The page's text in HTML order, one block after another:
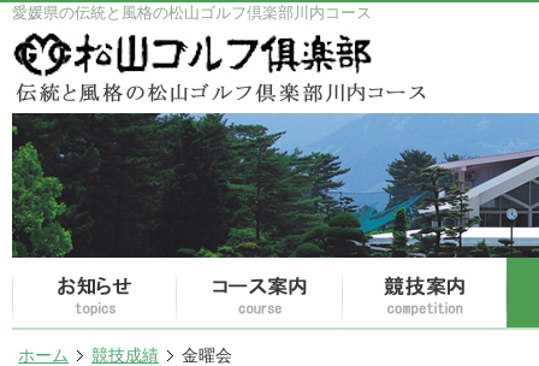
愛媛県の伝統と風格の松山ゴルフ倶楽部川内コース
ホーム 競技成績 金曜会